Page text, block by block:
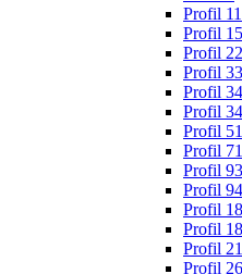
Profil 11
Profil 15
Profil 22
Profil 33
Profil 34
Profil
Profil 51
Profil 71
Profil 93
Profil 94
Profil
Profil
Profil
Profil